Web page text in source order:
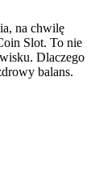
na chwilę
Slot. To nie
Dlaczego
balans.